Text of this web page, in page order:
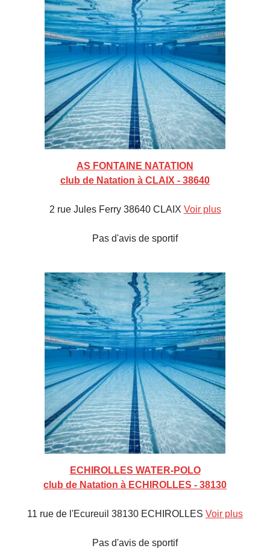
AS FONTAINE NATATION
club de Natation à CLAIX - 38640
2 rue Jules Ferry 38640 CLAIX Voir plus
Pas d'avis de sportif
ECHIROLLES WATER-POLO
club de Natation à ECHIROLLES - 38130
11 rue de l'Ecureuil 38130 ECHIROLLES Voir plus
Pas d'avis de sportif